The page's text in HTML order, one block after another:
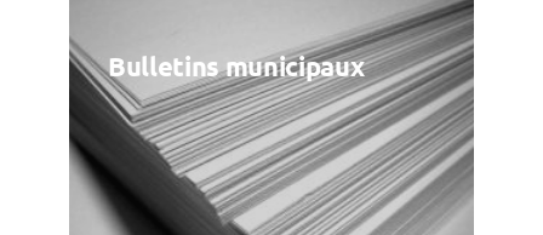
Bulletins municipaux